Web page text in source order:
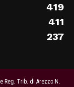
419
411
237
Reg. Trib. di Arezzo N.